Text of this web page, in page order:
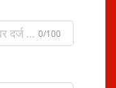
0/100